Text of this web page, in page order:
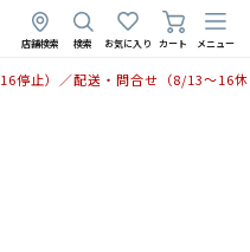
店舗検索 検索 お気に入り カート メニュー
停止）／配送・問合せ（8/13〜16休